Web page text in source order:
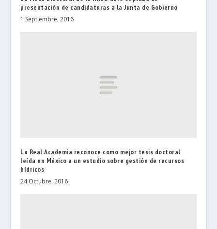
presentación de candidaturas a la Junta de Gobierno
1 Septiembre, 2016
La Real Academia reconoce como mejor tesis doctoral
leída en México a un estudio sobre gestión de recursos
hídricos
24 Octubre, 2016